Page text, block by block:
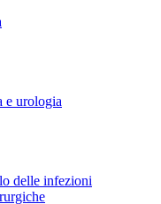
e urologia
delle infezioni